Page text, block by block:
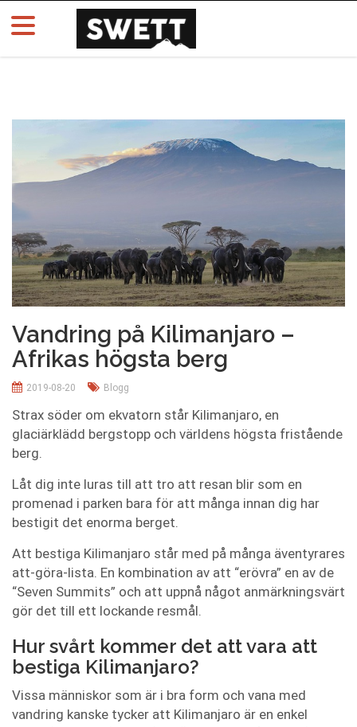
Vandring på Kilimanjaro –
Afrikas högsta berg
2019-08-20 Blogg
Strax söder om ekvatorn står Kilimanjaro, en
glaciärklädd bergstopp och världens högsta fristående
berg.
Låt dig inte luras till att tro att resan blir som en
promenad i parken bara för att många innan dig har
bestigit det enorma berget.
Att bestiga Kilimanjaro står med på många äventyrares
att-göra-lista. En kombination av att “erövra” en av de
“Seven Summits” och att uppnå något anmärkningsvärt
gör det till ett lockande resmål.
Hur svårt kommer det att vara att
bestiga Kilimanjaro?
Vissa människor som är i bra form och vana med
vandring kanske tycker att Kilimanjaro är en enkel